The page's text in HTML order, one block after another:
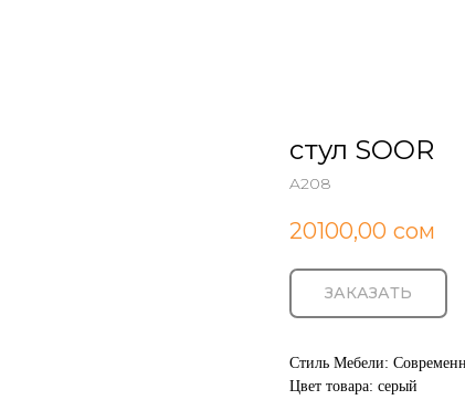
стул SOOR
A208
20100,00 сом
ЗАКАЗАТЬ
Стиль Мебели:
Цвет товара: серый